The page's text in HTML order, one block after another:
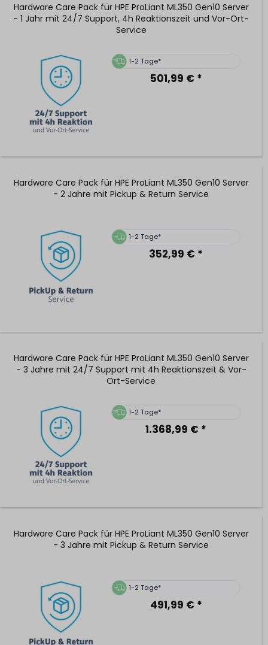
Hardware Care Pack für HPE ProLiant ML350 Gen10 Server
- 1 Jahr mit 24/7 Support, 4h Reaktionszeit und Vor-Ort-
Service
1-2 Tage*
501,99 € *
Hardware Care Pack für HPE ProLiant ML350 Gen10 Server
- 2 Jahre mit Pickup & Return Service
1-2 Tage*
352,99 € *
Hardware Care Pack für HPE ProLiant ML350 Gen10 Server
- 3 Jahre mit 24/7 Support mit 4h Reaktionszeit & Vor-
Ort-Service
1-2 Tage*
1.368,99 € *
Hardware Care Pack für HPE ProLiant ML350 Gen10 Server
- 3 Jahre mit Pickup & Return Service
1-2 Tage*
491,99 € *